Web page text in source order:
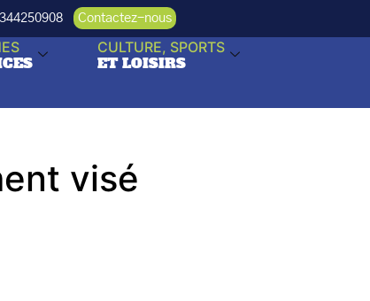
Contactez-nous
CULTURE, SPORTS
ET LOISIRS
visé